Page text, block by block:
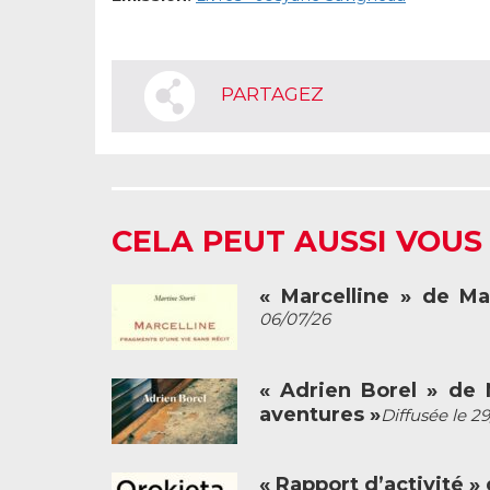
PARTAGEZ
CELA PEUT AUSSI VOUS
« Marcelline » de
06/07/26
« Adrien Borel » de
aventures »Diffusée le
« Rapport d’activité